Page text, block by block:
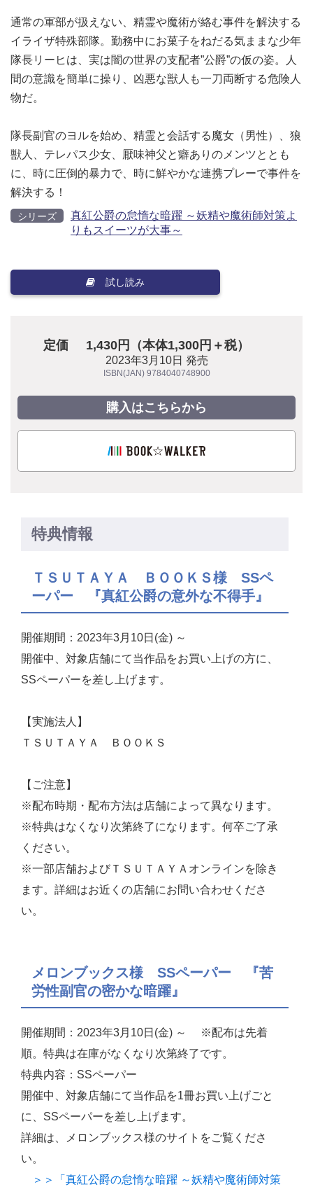
通常の軍部が扱えない、精霊や魔術が絡む事件を解決する
イライザ特殊部隊。勤務中にお菓子をねだる気ままな少年
隊長リーヒは、実は闇の世界の支配者”公爵”の仮の姿。人
間の意識を簡単に操り、凶悪な獣人も一刀両断する危険人
物だ。
隊長副官のヨルを始め、精霊と会話する魔女（男性）、狼
獣人、テレパス少女、厭味神父と癖ありのメンツととも
に、時に圧倒的暴力で、時に鮮やかな連携プレーで事件を
解決する！
シリーズ
真紅公爵の怠惰な暗躍 ～妖精や魔術師対策よ
りもスイーツが大事～
試し読み
定価 1,430円（本体1,300円＋税）
2023年3月10日 発売
ISBN(JAN) 9784040748900
購入はこちらから
特典情報
ＴＳＵＴＡＹＡ ＢＯＯＫＳ様 SSペ
ーパー 『真紅公爵の意外な不得手』
開催期間：2023年3月10日(金) ～
開催中、対象店舗にて当作品をお買い上げの方に、
SSペーパーを差し上げます。
【実施法人】
ＴＳＵＴＡＹＡ ＢＯＯＫＳ
【ご注意】
※配布時期・配布方法は店舗によって異なります。
※特典はなくなり次第終了になります。何卒ご了承
ください。
※一部店舗およびＴＳＵＴＡＹＡオンラインを除き
ます。詳細はお近くの店舗にお問い合わせくださ
い。
メロンブックス様 SSペーパー 『苦
労性副官の密かな暗躍』
開催期間：2023年3月10日(金) ～ ※配布は先着
順。特典は在庫がなくなり次第終了です。
特典内容：SSペーパー
開催中、対象店舗にて当作品を1冊お買い上げごと
に、SSペーパーを差し上げます。
詳細は、メロンブックス様のサイトをご覧くださ
い。
＞＞「真紅公爵の怠惰な暗躍 ～妖精や魔術師対策